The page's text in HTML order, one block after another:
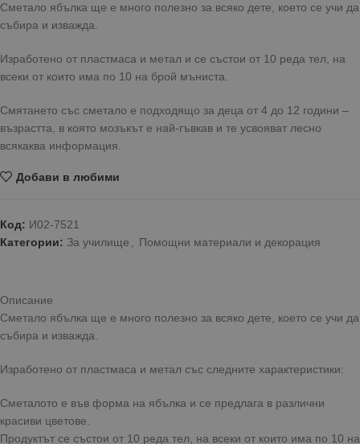
Сметало ябълка ще е много полезно за всяко дете, което се учи да
събира и изважда.
Изработено от пластмаса и метал и се състои от 10 реда тел, на
всеки от които има по 10 на брой мъниста.
Смятането със сметало е подходящо за деца от 4 до 12 години –
възрастта, в която мозъкът е най-гъвкав и те усвояват лесно
всякаква информация.
Добави в любими
Код: И02-7521
Категории: За училище Помощни материали и декорация
Описание
Сметало ябълка ще е много полезно за всяко дете, което се учи да
събира и изважда.
Изработено от пластмаса и метал със следните характеристики:
Сметалото е във форма на ябълка и се предлага в различни
красиви цветове.
Продуктът се състои от 10 реда тел, на всеки от които има по 10 на